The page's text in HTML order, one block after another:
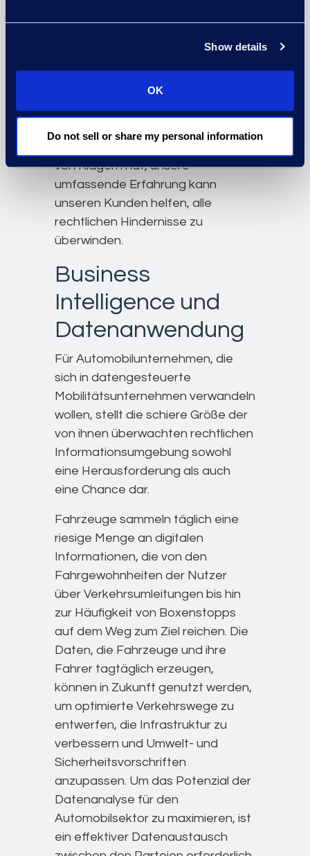
Show details
OK
Do not sell or share my personal information
bestrebt, die Marke und das
Humankapital Ihres Unternehmens
von Klägern hat, unsere
umfassende Erfahrung kann
unseren Kunden helfen, alle
rechtlichen Hindernisse zu
überwinden.
Business
Intelligence und
Datenanwendung
Für Automobilunternehmen, die
sich in datengesteuerte
Mobilitätsunternehmen verwandeln
wollen, stellt die schiere Größe der
von ihnen überwachten rechtlichen
Informationsumgebung sowohl
eine Herausforderung als auch
eine Chance dar.
Fahrzeuge sammeln täglich eine
riesige Menge an digitalen
Informationen, die von den
Fahrgewohnheiten der Nutzer
über Verkehrsumleitungen bis hin
zur Häufigkeit von Boxenstopps
auf dem Weg zum Ziel reichen. Die
Daten, die Fahrzeuge und ihre
Fahrer tagtäglich erzeugen,
können in Zukunft genutzt werden,
um optimierte Verkehrswege zu
entwerfen, die Infrastruktur zu
verbessern und Umwelt- und
Sicherheitsvorschriften
anzupassen. Um das Potenzial der
Datenanalyse für den
Automobilsektor zu maximieren, ist
ein effektiver Datenaustausch